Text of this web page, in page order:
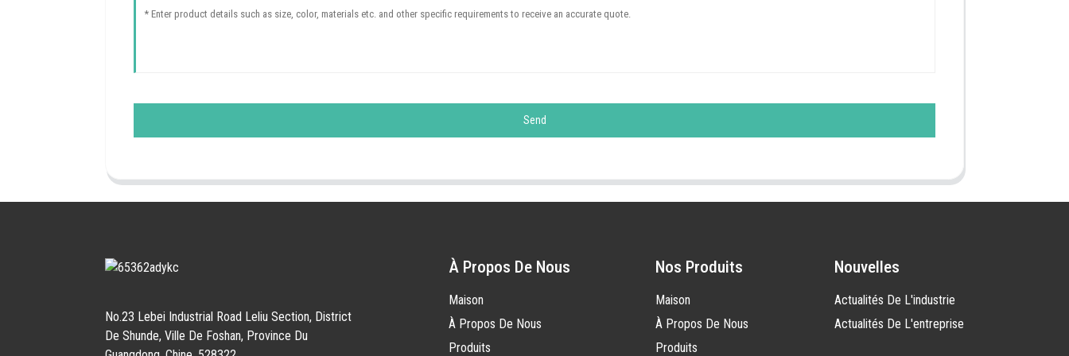
Send
No.23 Lebei Industrial Road Leliu Section, District
De Shunde, Ville De Foshan, Province Du
À Propos De Nous
Maison
À Propos De Nous
Produits
Nos Produits
Maison
À Propos De Nous
Produits
Nouvelles
Actualités De L'industrie
Actualités De L'entreprise